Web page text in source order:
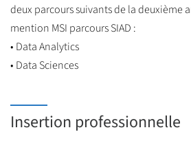
deux parcours suivants de la deuxième
mention MSI parcours SIAD :
• Data Analytics
• Data Sciences
Insertion professionnelle